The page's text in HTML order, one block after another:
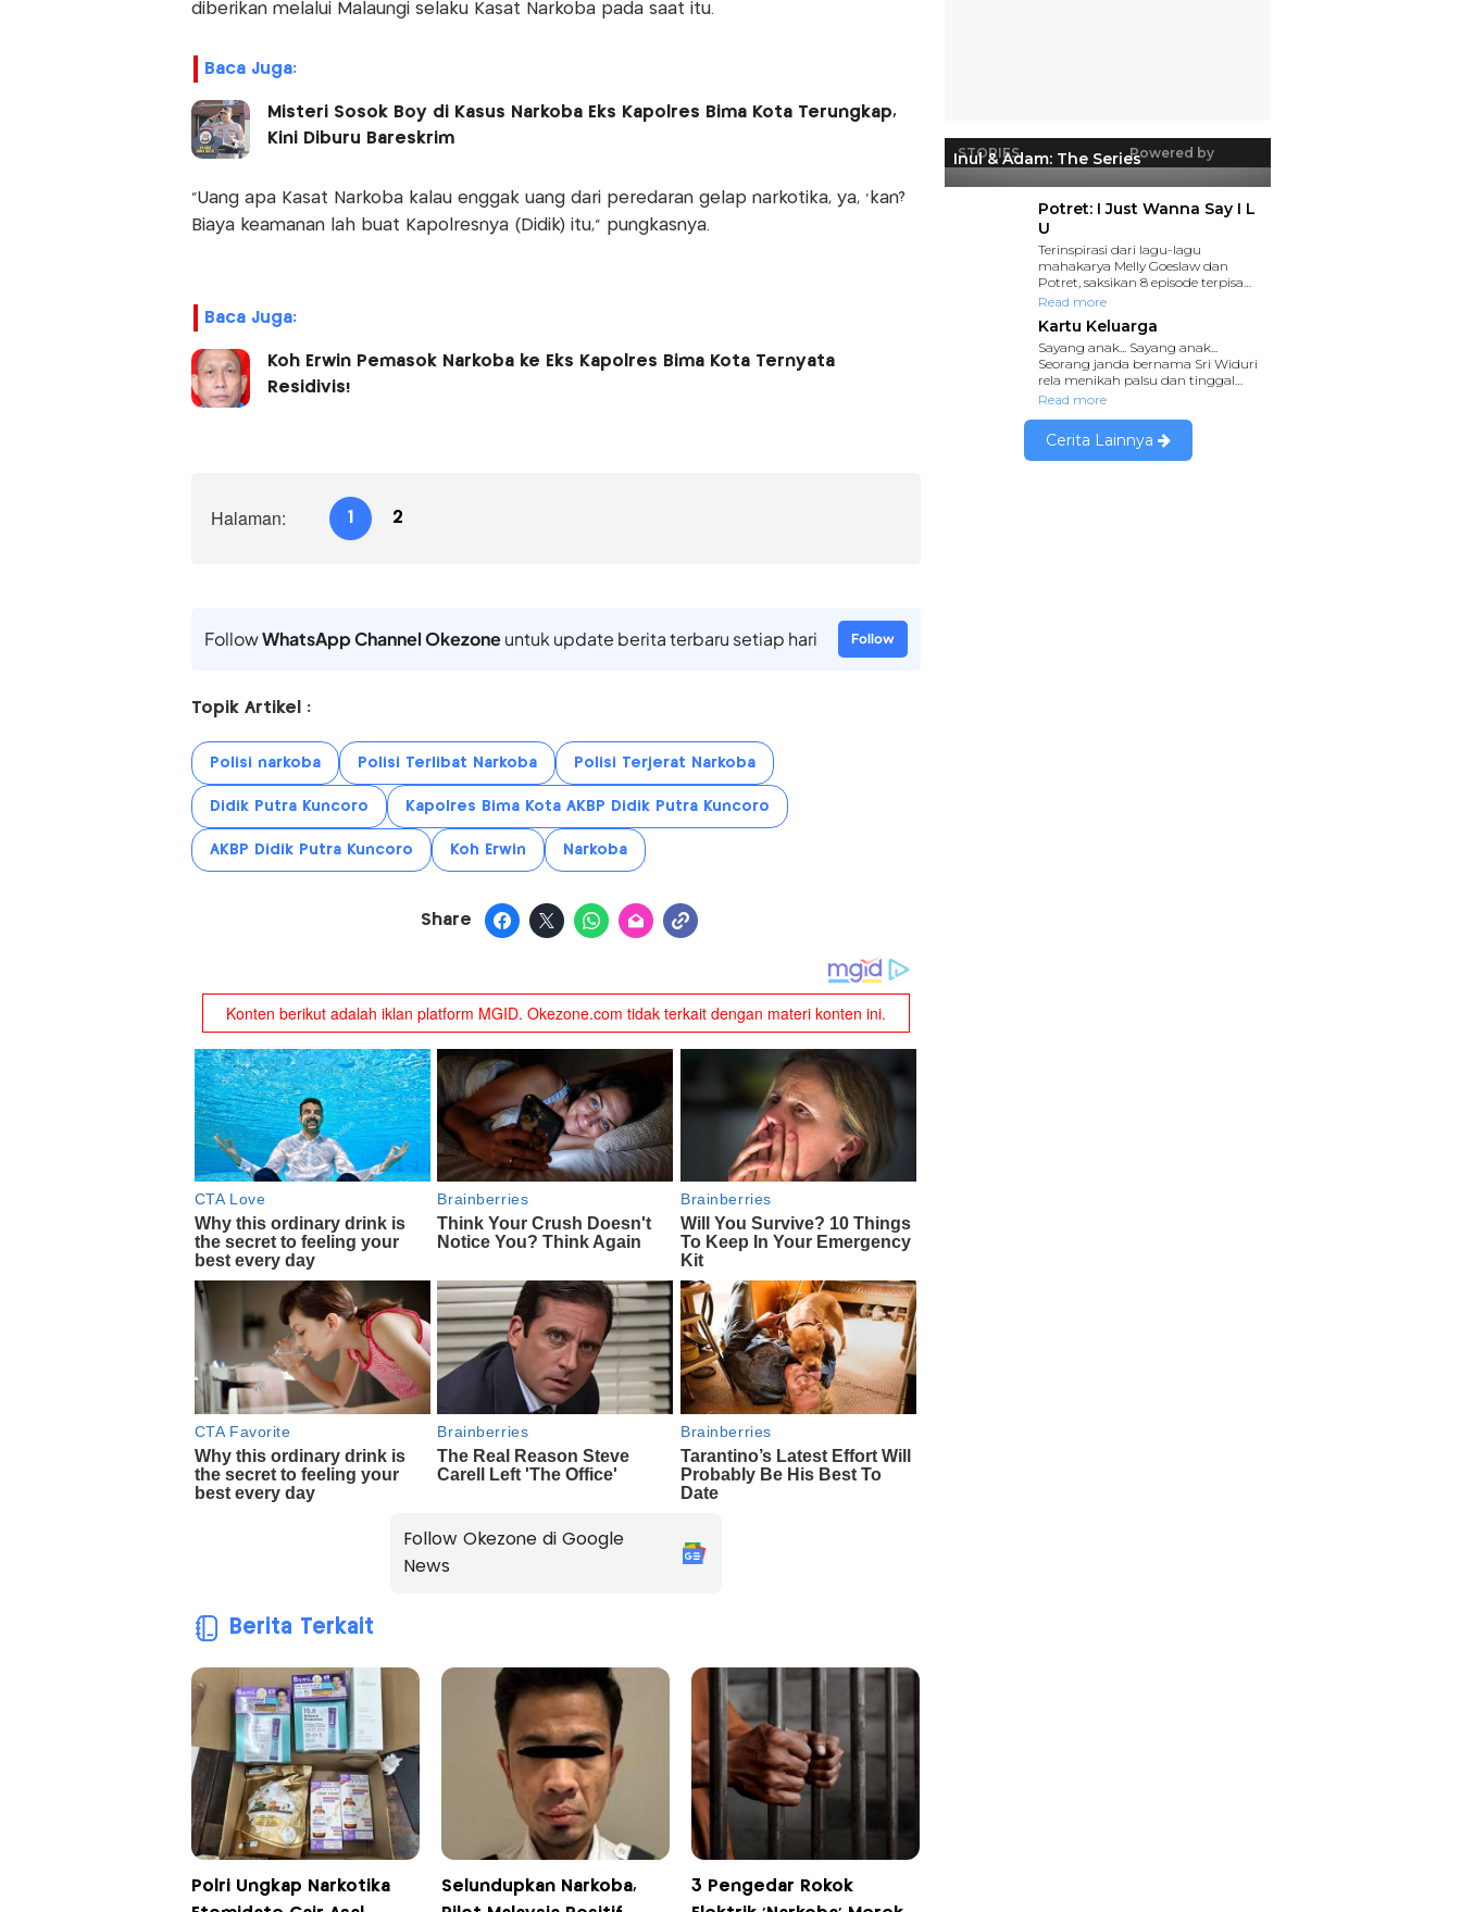
diberikan melalui Malaungi selaku Kasat Narkoba pada saat itu.
Baca Juga:
Misteri Sosok Boy di Kasus Narkoba Eks Kapolres Bima Kota Terungkap,
Kini Diburu Bareskrim
“Uang apa Kasat Narkoba kalau enggak uang dari peredaran gelap narkotika, ya, ‘kan?
Biaya keamanan lah buat Kapolresnya (Didik) itu,” pungkasnya.
Baca Juga:
Koh Erwin Pemasok Narkoba ke Eks Kapolres Bima Kota Ternyata
Residivis!
Halaman: 1 2
FollowWhatsApp Channel Okezoneuntuk update berita terbaru setiap hari Follow
Topik Artikel :
Polisi narkoba Polisi Terlibat Narkoba Polisi Terjerat Narkoba
Didik Putra Kuncoro Kapolres Bima Kota AKBP Didik Putra Kuncoro
AKBP Didik Putra Kuncoro Koh Erwin Narkoba
Share
Follow Okezone di Google
News
Berita Terkait
Polri Ungkap Narkotika
Selundupkan Narkoba,
3 Pengedar Rokok